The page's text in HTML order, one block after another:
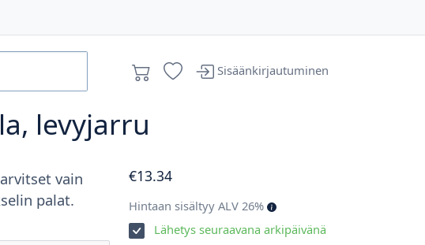
Sisäänkirjautuminen
levyjarru
vain
palat.
€13.34
Hintaan sisältyy ALV 26%
Lähetys seuraavana arkipäivänä